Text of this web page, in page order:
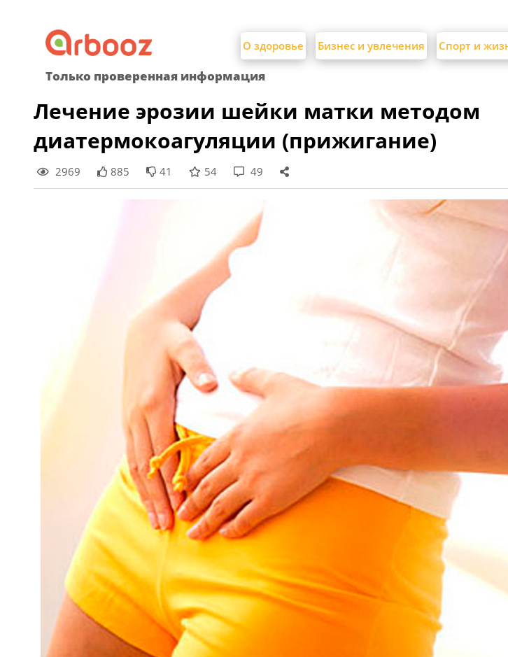
content
О здоровье Бизнес и увлечения Спорт и
Только проверенная информация
Лечение эрозии шейки матки методом
диатермокоагуляции (прижигание)
2969 885 41 54 49